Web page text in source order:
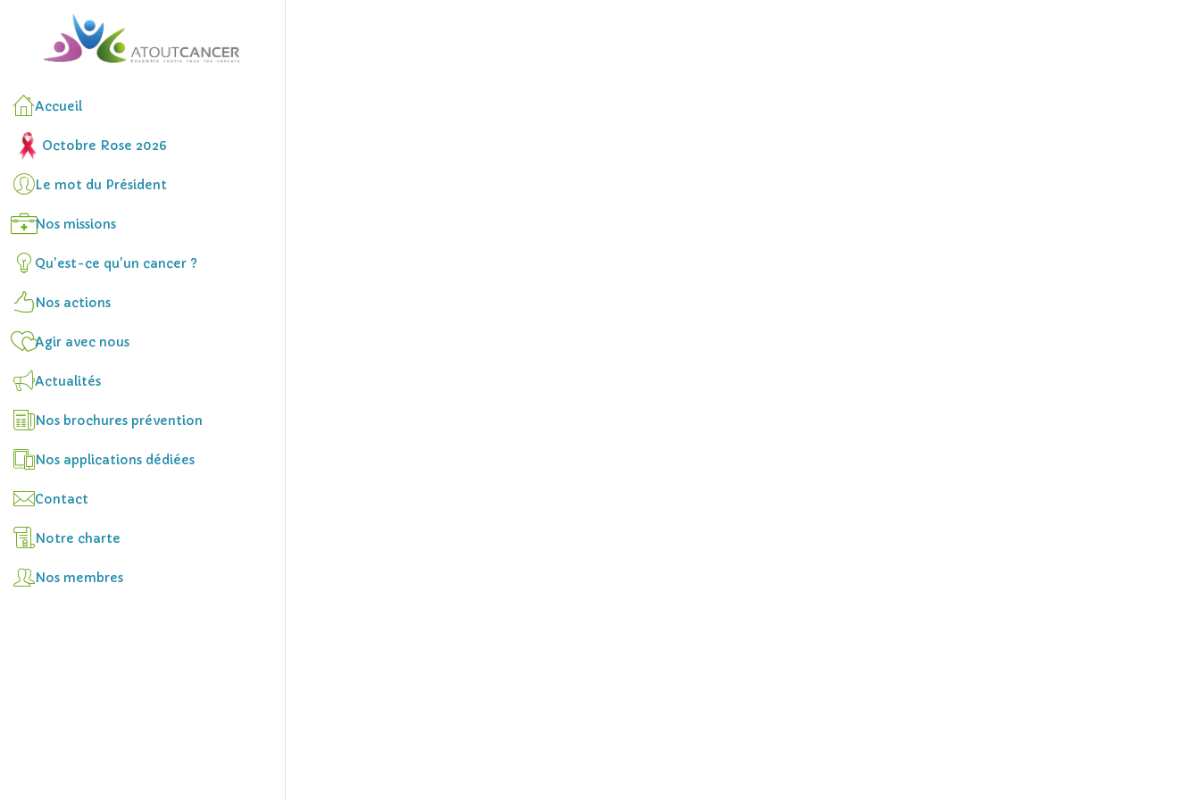
Accueil
Octobre Rose 2026
Le mot du Président
Nos missions
Qu'est-ce qu'un cancer ?
Nos actions
Agir avec nous
Actualités
Nos brochures prévention
Nos applications dédiées
Contact
Notre charte
Nos membres